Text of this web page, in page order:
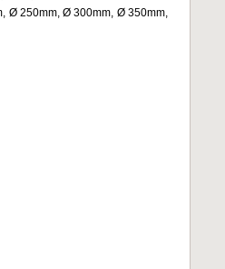
Ø 250mm, Ø 300mm, Ø 350mm,